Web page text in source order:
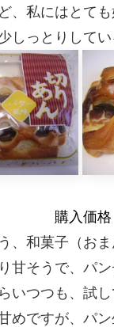
、私にはとても
しっとりしてい
購入価格
、和菓子（お
甘そうで、パン
いつつも、試
めですが、パ